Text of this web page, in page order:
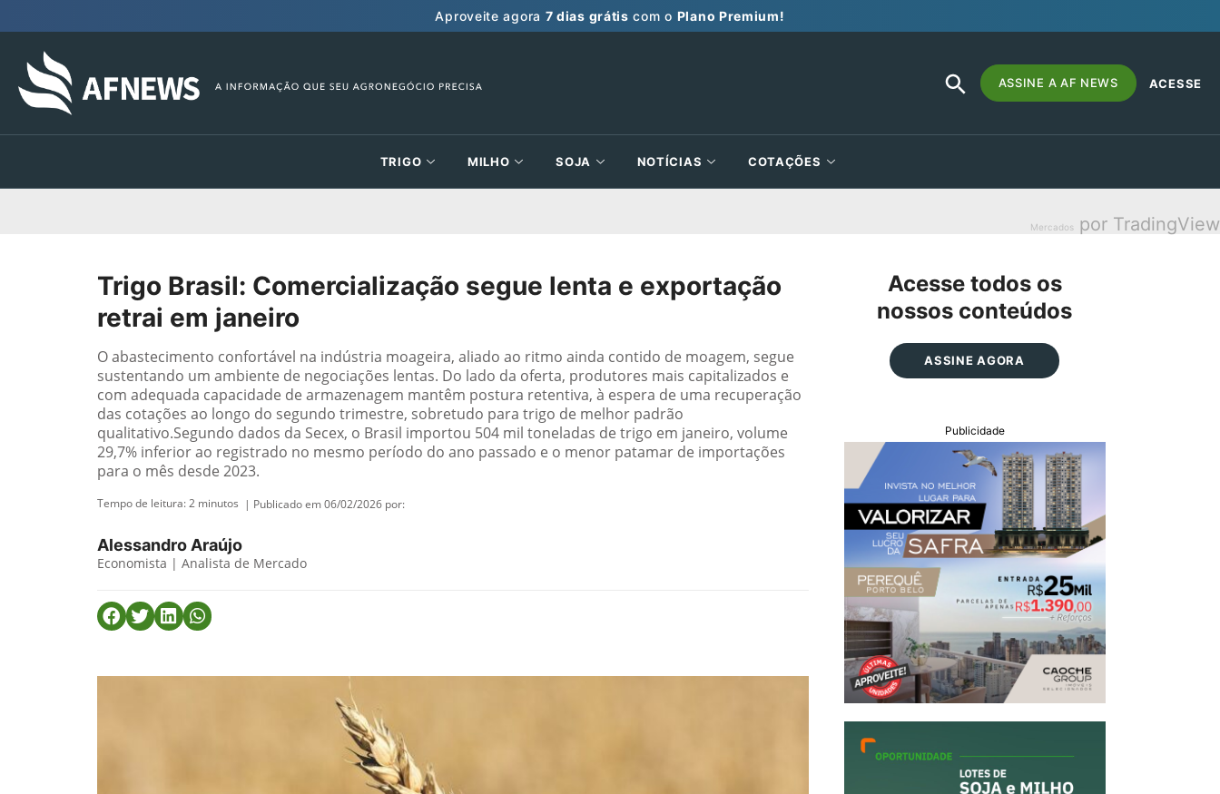
Aproveite agora 7 dias grátis com o Plano Premium!
Search
for:
SEARCH
BUTTON
ASSINE A AF NEWS ACESSE
TRIGO MILHO SOJA NOTÍCIAS COTAÇÕES
Mercados por TradingView
Trigo Brasil: Comercialização segue lenta e exportação
retrai em janeiro
O abastecimento confortável na indústria moageira, aliado ao ritmo ainda contido de moagem, segue
sustentando um ambiente de negociações lentas. Do lado da oferta, produtores mais capitalizados e
com adequada capacidade de armazenagem mantêm postura retentiva, à espera de uma recuperação
das cotações ao longo do segundo trimestre, sobretudo para trigo de melhor padrão
qualitativo.Segundo dados da Secex, o Brasil importou 504 mil toneladas de trigo em janeiro, volume
29,7% inferior ao registrado no mesmo período do ano passado e o menor patamar de importações
para o mês desde 2023.
Tempo de leitura:2 minutos | Publicado em 06/02/2026 por:
Alessandro Araújo
Economista | Analista de Mercado
Acesse todos os
nossos conteúdos
ASSINE AGORA
Publicidade